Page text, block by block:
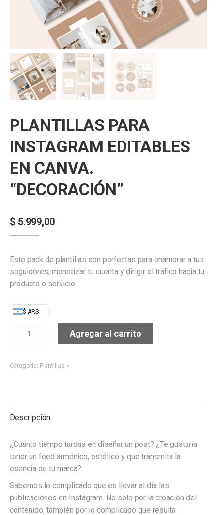
PLANTILLAS PARA
INSTAGRAM EDITABLES
EN CANVA.
“DECORACIÓN”
$ 5.999,00
Este pack de plantillas son perfectas para enamorar a tus
seguidores, monetizar tu cuenta y dirigir el tráfico hacia tu
producto o servicio.
$ ARS
EDITABLES
cantidad
Agregar al carrito
Categoría: Plantillas
Descripción
¿Cuánto tiempo tardas en diseñar un post? ¿Te gustaría
tener un feed armónico, estético y que transmita la
esencia de tu marca?
Sabemos lo complicado que es llevar al día las
publicaciones en Instagram. No solo por la creación del
contenido, también por lo complicado que resulta